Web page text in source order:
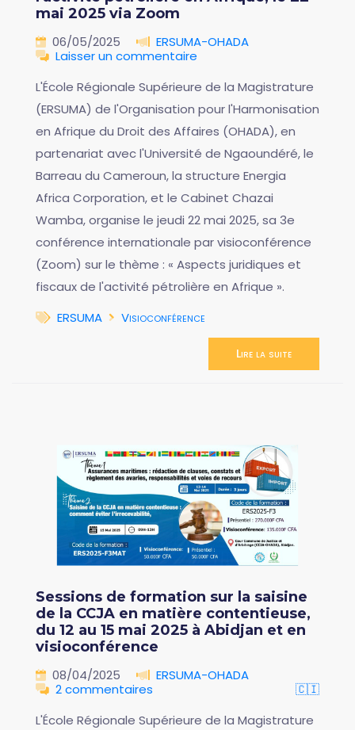
mai 2025 via Zoom
06/05/2025
ERSUMA-OHADA
Laisser un commentaire
L'École Régionale Supérieure de la Magistrature
(ERSUMA) de l'Organisation pour l'Harmonisation
en Afrique du Droit des Affaires (OHADA), en
partenariat avec l'Université de Ngaoundéré, le
Barreau du Cameroun, la structure Energia
Africa Corporation, et le Cabinet Chazai
Wamba, organise le jeudi 22 mai 2025, sa 3e
conférence internationale par visioconférence
(Zoom) sur le thème : « Aspects juridiques et
fiscaux de l'activité pétrolière en Afrique ».
ERSUMA
Visioconférence
Lire la suite
Sessions de formation sur la saisine
de la CCJA en matière contentieuse,
du 12 au 15 mai 2025 à Abidjan et en
visioconférence
08/04/2025
ERSUMA-OHADA
2 commentaires
🇨🇮
L'École Régionale Supérieure de la Magistrature